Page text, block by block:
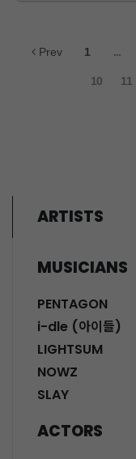
Prev 1 ...
10 11
ARTISTS
MUSICIANS
PENTAGON
i-dle (아이들)
LIGHTSUM
NOWZ
SLAY
ACTORS